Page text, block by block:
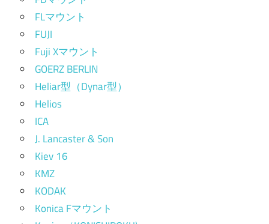
FLマウント
FUJI
Fuji Xマウント
GOERZ BERLIN
Heliar型（Dynar型）
Helios
ICA
J. Lancaster & Son
Kiev 16
KMZ
KODAK
Konica Fマウント